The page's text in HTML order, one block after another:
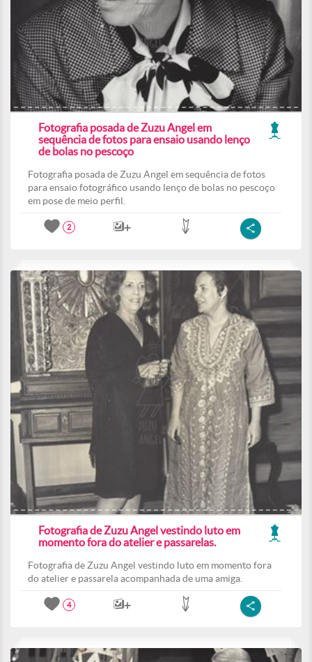
Fotografia posada de Zuzu Angel em
sequência de fotos para ensaio usando lenço
de bolas no pescoço
Fotografia posada de Zuzu Angel em sequência de fotos
para ensaio fotográfico usando lenço de bolas no pescoço
em pose de meio perfil.
2
Fotografia de Zuzu Angel vestindo luto em
momento fora do atelier e passarelas.
Fotografia de Zuzu Angel vestindo luto em momento fora
do atelier e passarela acompanhada de uma amiga.
4